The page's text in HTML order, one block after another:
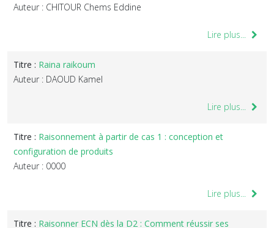
Auteur : CHITOUR Chems Eddine
Lire plus...
Titre : Raina raikoum
Auteur : DAOUD Kamel
Lire plus...
Titre : Raisonnement à partir de cas 1 : conception et
configuration de produits
Auteur : 0000
Lire plus...
Titre : Raisonner ECN dès la D2 : Comment réussir ses